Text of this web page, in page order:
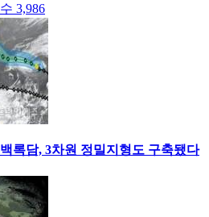
3,986
록담, 3차원 정밀지형도 구축됐다